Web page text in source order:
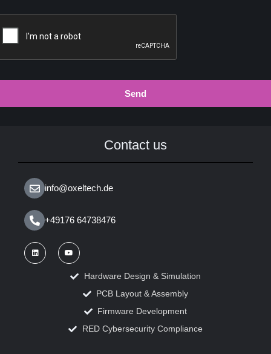
Contact us
info@oxeltech.de
+49176 64738476
Hardware Design & Simulation
PCB Layout & Assembly
Firmware Development
RED Cybersecurity Compliance
Send